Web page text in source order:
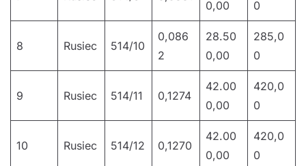
0,00
0
8 Rusiec 514/10
0,086
2
28.50
0,00
285,0
0
9 Rusiec 514/11 0,1274
42.00
0,00
420,0
0
10 Rusiec 514/12 0,1270
42.00
0,00
420,0
0